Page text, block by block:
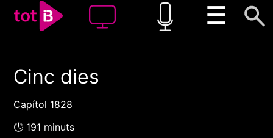
☰
00:00 00:00
Cinc dies
Capítol 1828
🕓 191 minuts